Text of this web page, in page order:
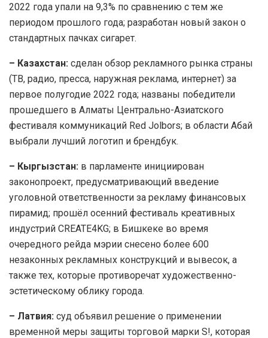
2022 года упали на 9,3% по сравнению с тем же
периодом прошлого года; разработан новый закон о
стандартных пачках сигарет.
– Казахстан: сделан обзор рекламного рынка страны
(ТВ, радио, пресса, наружная реклама, интернет) за
первое полугодие 2022 года; названы победители
прошедшего в Алматы Центрально-Азиатского
фестиваля коммуникаций Red Jolbors; в области Абай
выбрали лучший логотип и брендбук.
– Кыргызстан: в парламенте инициирован
законопроект, предусматривающий введение
уголовной ответственности за рекламу финансовых
пирамид; прошёл осенний фестиваль креативных
индустрий CREATE4KG; в Бишкеке во время
очередного рейда мэрии снесено более 600
незаконных рекламных конструкций и вывесок, а
также тех, которые противоречат художественно-
эстетическому облику города.
– Латвия: суд объявил решение о применении
временной меры защиты торговой марки S!, которая